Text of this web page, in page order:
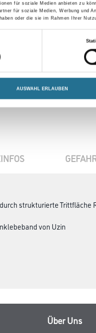
für soziale Medien anbieten zu
für soziale Medien, Werbung und
oder die sie im Rahmen Ihrer
AUSWAHL ERLAUBEN
strukturierte Trittfläche
von Uzin
Über Uns